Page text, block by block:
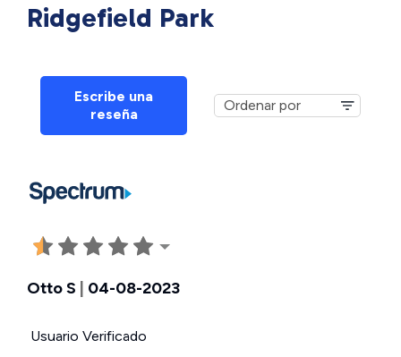
Ridgefield Park
Escribe una
reseña
Otto S 04-08-2023
Usuario Verificado